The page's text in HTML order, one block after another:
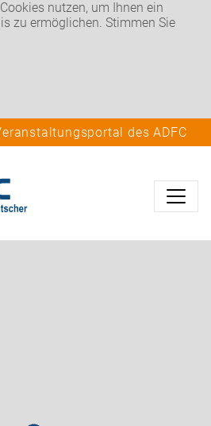
nutzen, um Ihnen ein
zu ermöglichen. Stimmen Sie
des ADFC